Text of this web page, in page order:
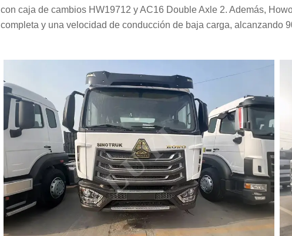
con caja de cambios HW19712 y AC16 Double Axle 2. Además,
completa y una velocidad de conducción de baja carga, alcanzando